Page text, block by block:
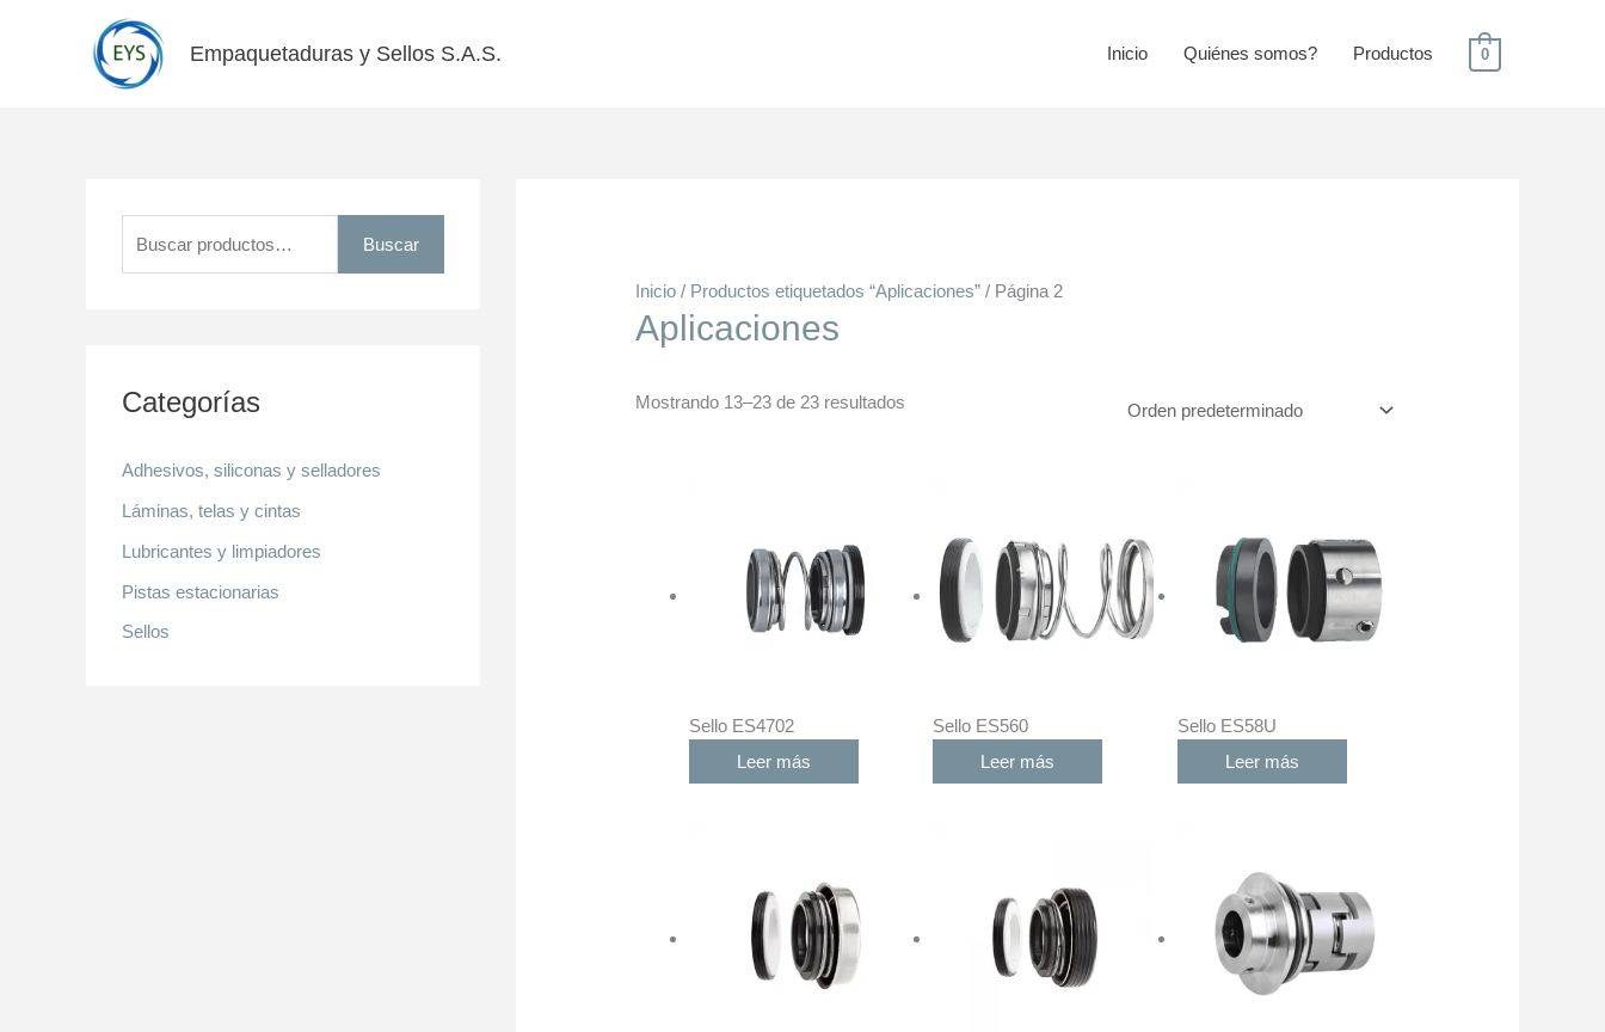
Empaquetaduras y Sellos S.A.S. Inicio Quiénes somos? Productos 0
p
r
:
Buscar
Categorías
Adhesivos, siliconas y selladores
Láminas, telas y cintas
Lubricantes y limpiadores
Pistas estacionarias
Sellos
Inicio / Productos etiquetados “Aplicaciones” / Página 2
Aplicaciones
Mostrando 13–23 de 23 resultados
Sello ES4702
Leer más
Sello ES560
Leer más
Sello ES58U
Leer más